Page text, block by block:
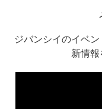
ジバンシイのイベ
新情報